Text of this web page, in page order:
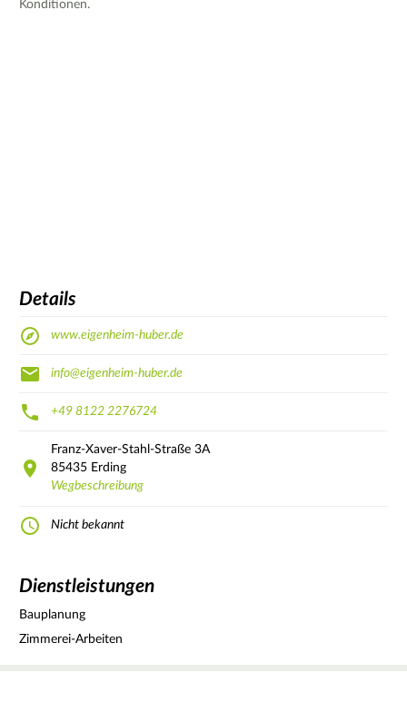
Konditionen.
Details
www.eigenheim-huber.de
info@eigenheim-huber.de
+49 8122 2276724
Franz-Xaver-Stahl-Straße 3A
85435 Erding
Wegbeschreibung
Nicht bekannt
Dienstleistungen
Bauplanung
Zimmerei-Arbeiten